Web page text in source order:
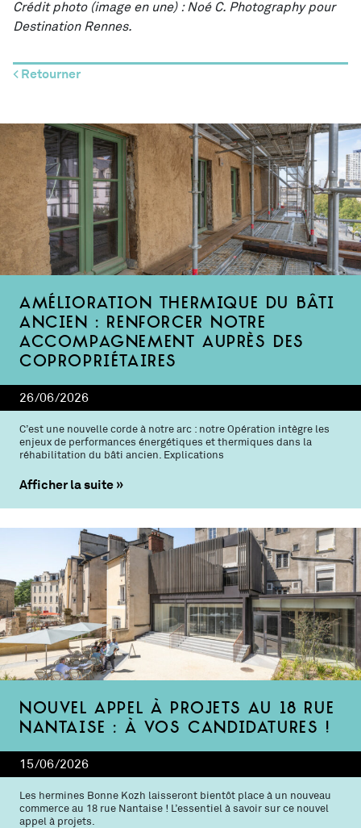
Crédit photo (image en une) : Noé C. Photography pour
Destination Rennes.
< Retourner
Amélioration thermique du bâti
ancien : renforcer notre
accompagnement auprès des
copropriétaires
26/06/2026
C’est une nouvelle corde à notre arc : notre Opération intègre les
enjeux de performances énergétiques et thermiques dans la
réhabilitation du bâti ancien. Explications
Afficher la suite
Nouvel appel à projets au 18 rue
Nantaise : à vos candidatures !
15/06/2026
Les hermines Bonne Kozh laisseront bientôt place à un nouveau
commerce au 18 rue Nantaise ! L’essentiel à savoir sur ce nouvel
appel à projets.